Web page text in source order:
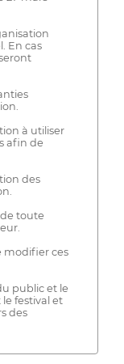
En cas
à utiliser
afin de
des
toute
modifier ces
public et le
festival et
des